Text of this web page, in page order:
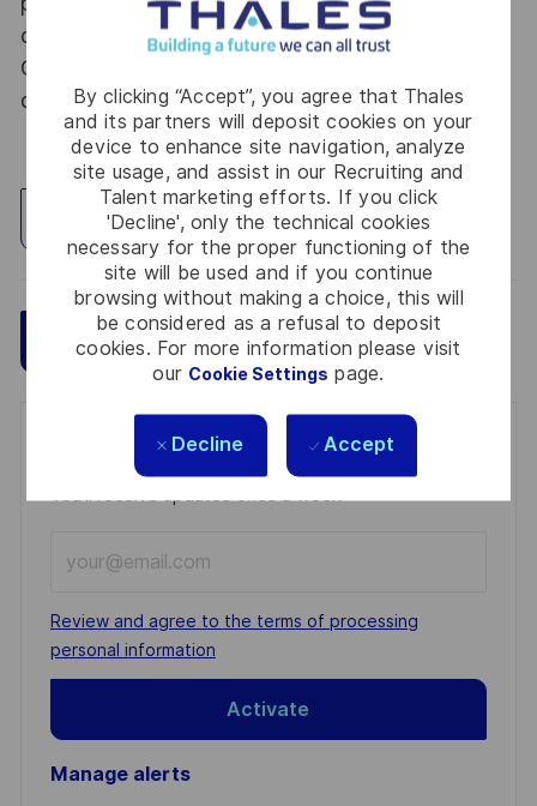
By clicking “Accept”, you agree that Thales
and its partners will deposit cookies on your
device to enhance site navigation, analyze
site usage, and assist in our Recruiting and
Talent marketing efforts. If you click
'Decline', only the technical cookies
necessary for the proper functioning of the
site will be used and if you continue
browsing without making a choice, this will
be considered as a refusal to deposit
cookies. For more information please visit
our Cookie Settings page.
Decline Accept
dispositions des articles R.2311-1 et suivants du
Code de la défense et de l’IGI 1300 SGDSN/PSE
du 09 août 2021.
Explore Location
Apply Now Save
Get notified for similar jobs
You'll receive updates once a week
Email
address
(Required)
Required
Review and agree to the terms of processing
personal information
Activate
Manage alerts